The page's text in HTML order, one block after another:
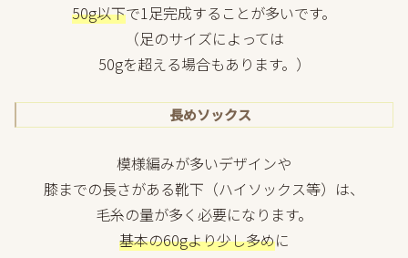
50g以下で1足完成することが多いです。
（足のサイズによっては
50gを超える場合もあります。）
長めソックス
模様編みが多いデザインや
膝までの長さがある靴下（ハイソックス等）は、
毛糸の量が多く必要になります。
基本の60gより少し多めに